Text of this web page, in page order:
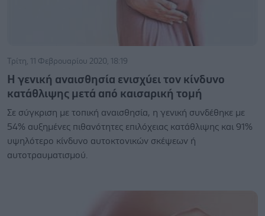
Τρίτη, 11 Φεβρουαρίου 2020, 18:19
Η γενική αναισθησία ενισχύει τον κίνδυνο
κατάθλιψης μετά από καισαρική τομή
Σε σύγκριση με τοπική αναισθησία, η γενική συνδέθηκε με
54% αυξημένες πιθανότητες επιλόχειας κατάθλιψης και 91%
υψηλότερο κίνδυνο αυτοκτονικών σκέψεων ή
αυτοτραυματισμού.